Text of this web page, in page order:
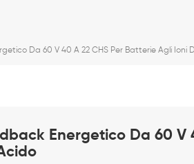
Da 60 V 40 A 22 CHS Per Batterie Agli Ioni
Energetico Da 60 V